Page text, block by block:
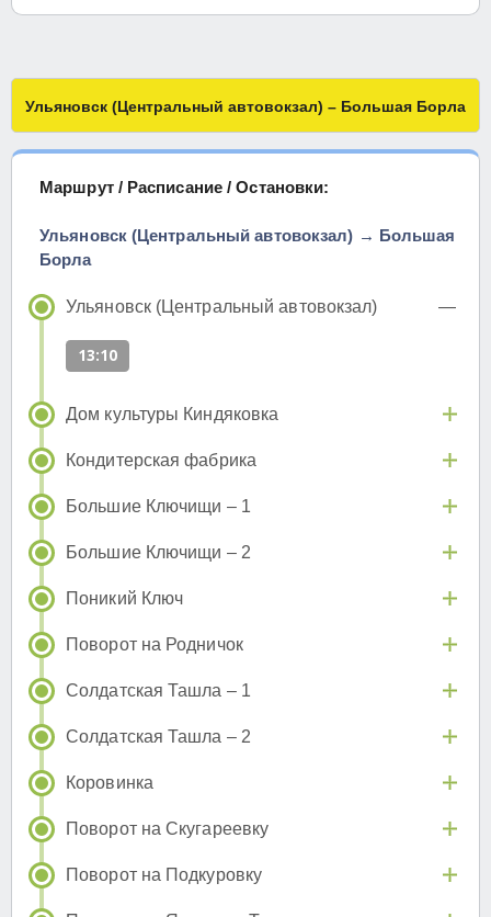
Ульяновск (Центральный автовокзал) – Большая Борла
Маршрут / Расписание / Остановки:
Ульяновск (Центральный автовокзал) → Большая
Борла
Ульяновск (Центральный автовокзал)
13:10
Дом культуры Киндяковка
Кондитерская фабрика
Большие Ключищи – 1
Большие Ключищи – 2
Поникий Ключ
Поворот на Родничок
Солдатская Ташла – 1
Солдатская Ташла – 2
Коровинка
Поворот на Скугареевку
Поворот на Подкуровку